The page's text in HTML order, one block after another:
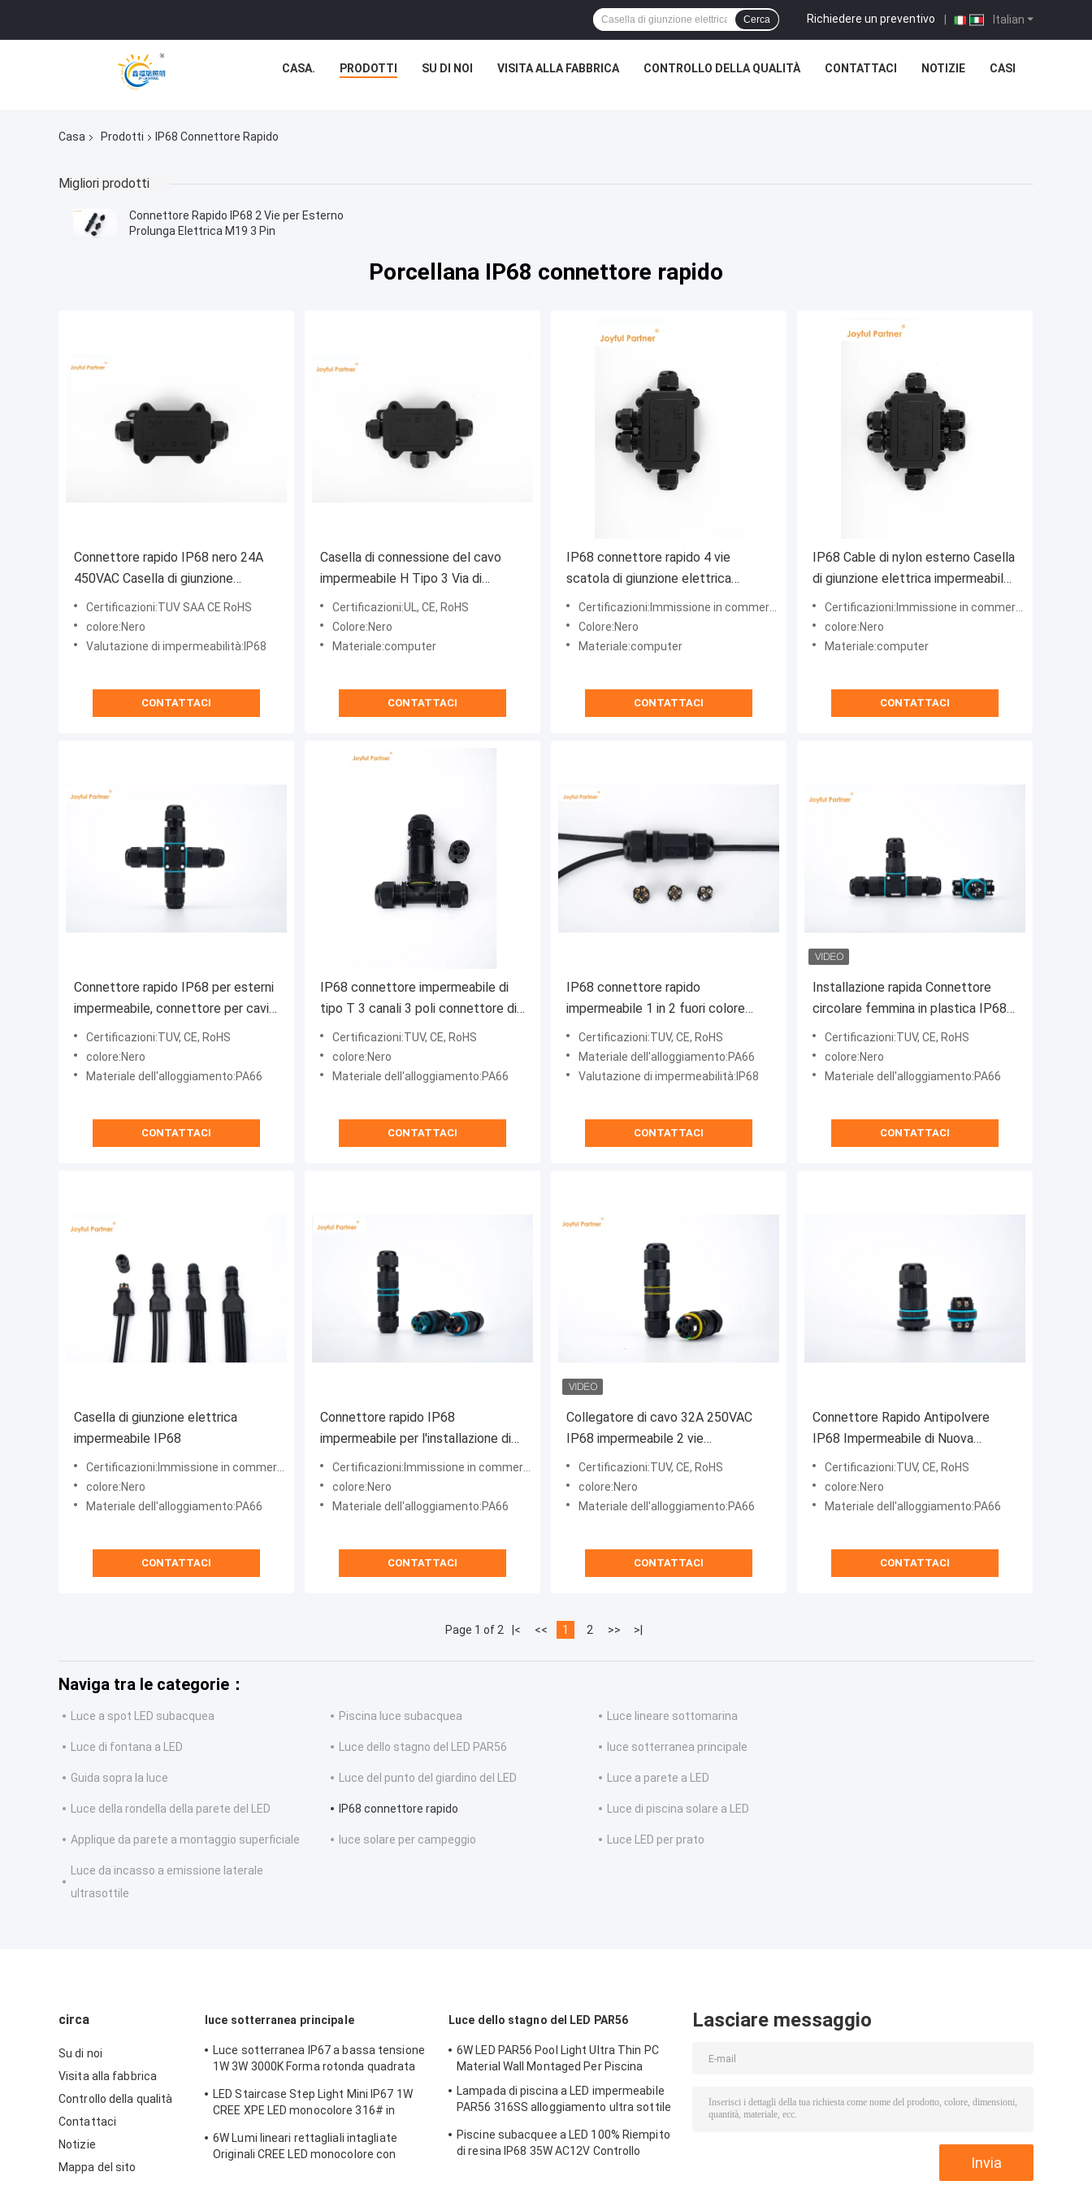
Italian
Richiedere un preventivo |
Cerca
CASA. PRODOTTI SU DI NOI VISITA ALLA FABBRICA CONTROLLO DELLA QUALITÀ CONTATTACI NOTIZIE CASI
Casa Prodotti IP68 Connettore Rapido
Migliori prodotti
Connettore Rapido IP68 2 Vie per Esterno
Prolunga Elettrica M19 3 Pin
Porcellana IP68 connettore rapido
Connettore rapido IP68 nero 24A
450VAC Casella di giunzione
impermeabile 2 pin
Certificazioni:TUV SAA CE RoHS
colore:Nero
Valutazione di impermeabilità:IP68
CONTATTACI
Casella di connessione del cavo
impermeabile H Tipo 3 Via di
plastica di colore nero terminale
rapido
Certificazioni:UL, CE, RoHS
Colore:Nero
Materiale:computer
CONTATTACI
IP68 connettore rapido 4 vie
scatola di giunzione elettrica
esterna
Certificazioni:Immissione in commercio
Colore:Nero
Materiale:computer
CONTATTACI
IP68 Cable di nylon esterno Casella
di giunzione elettrica impermeabile
2/3/4/5/6way Connector Plastic
Box
Certificazioni:Immissione in commercio
colore:Nero
Materiale:computer
CONTATTACI
Connettore rapido IP68 per esterni
impermeabile, connettore per cavi
elettrici a 4 vie, facile da installare
Certificazioni:TUV, CE, RoHS
colore:Nero
Materiale dell'alloggiamento:PA66
CONTATTACI
IP68 connettore impermeabile di
tipo T 3 canali 3 poli connettore di
cavo esterno
Certificazioni:TUV, CE, RoHS
colore:Nero
Materiale dell'alloggiamento:PA66
CONTATTACI
IP68 connettore rapido
impermeabile 1 in 2 fuori colore
nero per casella di giunzione del
cavo sotterraneo
Certificazioni:TUV, CE, RoHS
Materiale dell'alloggiamento:PA66
Valutazione di impermeabilità:IP68
CONTATTACI
Installazione rapida Connettore
circolare femmina in plastica IP68
impermeabile a 2/3 pin Convertitore
elettrico
Certificazioni:TUV, CE, RoHS
colore:Nero
Materiale dell'alloggiamento:PA66
CONTATTACI
Casella di giunzione elettrica
impermeabile IP68
Certificazioni:Immissione in commercio
colore:Nero
Materiale dell'alloggiamento:PA66
CONTATTACI
Connettore rapido IP68
impermeabile per l'installazione di
cavi per illuminazione paesaggistica
Certificazioni:Immissione in commercio
colore:Nero
Materiale dell'alloggiamento:PA66
CONTATTACI
Collegatore di cavo 32A 250VAC
IP68 impermeabile 2 vie
Collegatore 6-12mm DIA
Certificazioni:TUV, CE, RoHS
colore:Nero
Materiale dell'alloggiamento:PA66
CONTATTACI
Connettore Rapido Antipolvere
IP68 Impermeabile di Nuova
Generazione per Cablaggio Elettrico
Esterno a 3 Fili a 2 Vie
Certificazioni:TUV, CE, RoHS
colore:Nero
Materiale dell'alloggiamento:PA66
CONTATTACI
Page 1 of 2 |< << 1 2 >> >|
Naviga tra le categorie：
Luce a spot LED subacquea Piscina luce subacquea Luce lineare sottomarina
Luce di fontana a LED Luce dello stagno del LED PAR56 luce sotterranea principale
Guida sopra la luce Luce del punto del giardino del LED Luce a parete a LED
Luce della rondella della parete del LED IP68 connettore rapido Luce di piscina solare a LED
Applique da parete a montaggio superficiale luce solare per campeggio Luce LED per prato
Luce da incasso a emissione laterale
ultrasottile
circa
Su di noi
Visita alla fabbrica
Controllo della qualità
Contattaci
Notizie
Mappa del sito
luce sotterranea principale
Luce sotterranea IP67 a bassa tensione
1W 3W 3000K Forma rotonda quadrata
inossidabile
LED Staircase Step Light Mini IP67 1W
CREE XPE LED monocolore 316# in
6W Lumi lineari rettagliali intagliate
Originali CREE LED monocolore con
Luce dello stagno del LED PAR56
6W LED PAR56 Pool Light Ultra Thin PC
Material Wall Montaged Per Piscina
Lampada di piscina a LED impermeabile
PAR56 316SS alloggiamento ultra sottile
montata 230MM 18W 25W DC AC12V
Piscine subacquee a LED 100% Riempito
di resina IP68 35W AC12V Controllo
Lasciare messaggio